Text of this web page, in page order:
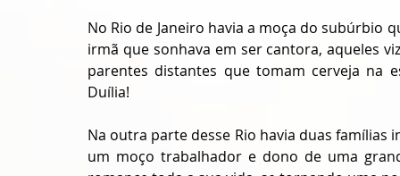
No Rio de Janeiro havia a moça do subúrbio
irmã que sonhava em ser cantora, aqueles
parentes distantes que tomam cerveja na
Duília!
Na outra parte desse Rio havia duas
um moço trabalhador e dono de uma